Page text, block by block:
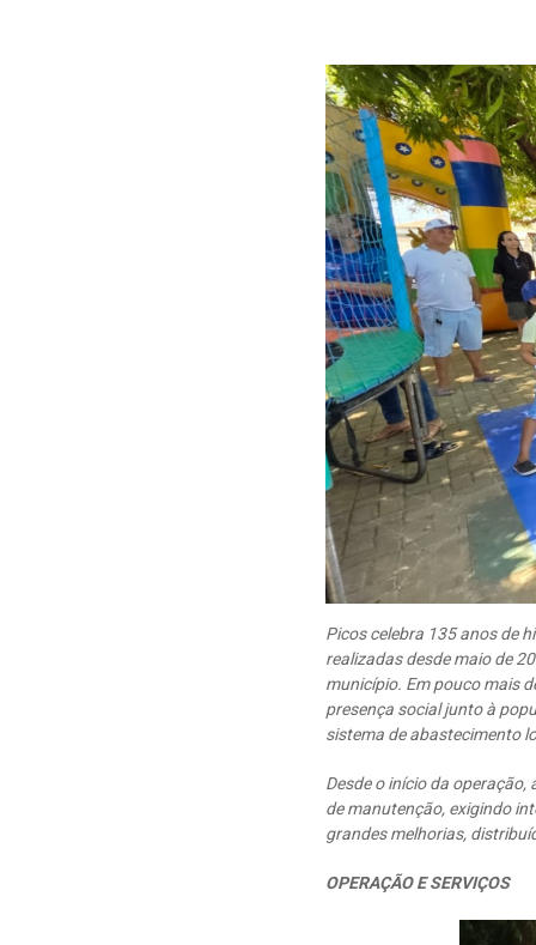
Picos celebra 135 anos de
realizadas desde maio de
município. Em pouco mais
presença social junto à
sistema de abastecimento
Desde o início da
de manutenção, exigindo
grandes melhorias,
OPERAÇÃO E SERVIÇOS